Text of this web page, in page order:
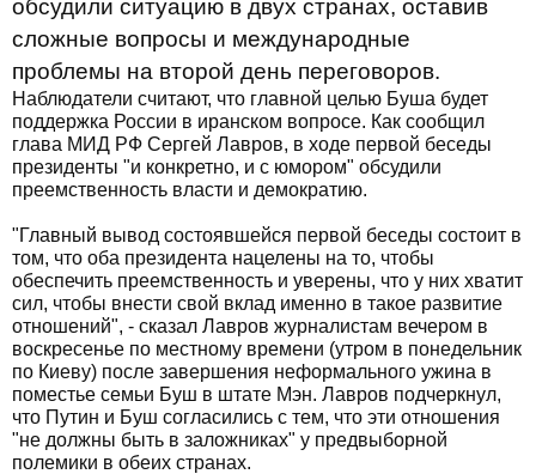
обсудили ситуацию в двух странах, оставив
сложные вопросы и международные
проблемы на второй день переговоров.
Наблюдатели считают, что главной целью Буша будет
поддержка России в иранском вопросе. Как сообщил
глава МИД РФ Сергей Лавров, в ходе первой беседы
президенты "и конкретно, и с юмором" обсудили
преемственность власти и демократию.
"Главный вывод состоявшейся первой беседы состоит в
том, что оба президента нацелены на то, чтобы
обеспечить преемственность и уверены, что у них хватит
сил, чтобы внести свой вклад именно в такое развитие
отношений", - сказал Лавров журналистам вечером в
воскресенье по местному времени (утром в понедельник
по Киеву) после завершения неформального ужина в
поместье семьи Буш в штате Мэн. Лавров подчеркнул,
что Путин и Буш согласились с тем, что эти отношения
"не должны быть в заложниках" у предвыборной
полемики в обеих странах.